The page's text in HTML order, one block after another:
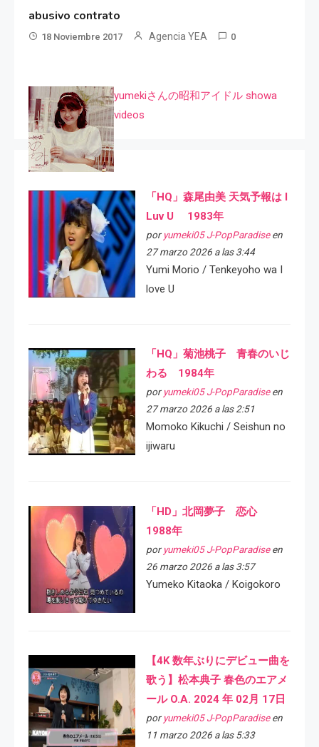
abusivo contrato
18 Noviembre 2017 Agencia YEA 0
yumekiさんの昭和アイドル showa
videos
「HQ」森尾由美 天気予報は I
Luv U 1983年
por yumeki05 J-PopParadiseen
27 marzo 2026 a las 3:44
Yumi Morio / Tenkeyoho wa I
love U
「HQ」菊池桃子 青春のいじ
わる 1984年
por yumeki05 J-PopParadiseen
27 marzo 2026 a las 2:51
Momoko Kikuchi / Seishun no
ijiwaru
「HD」北岡夢子 恋心
1988年
por yumeki05 J-PopParadiseen
26 marzo 2026 a las 3:57
Yumeko Kitaoka / Koigokoro
【4K 数年ぶりにデビュー曲を
歌う】松本典子 春色のエアメ
ール O.A. 2024 年 02月 17日
por yumeki05 J-PopParadiseen
11 marzo 2026 a las 5:33